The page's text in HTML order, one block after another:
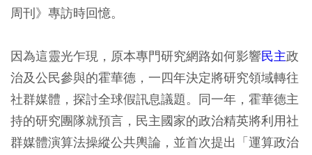
周刊》專訪時回憶。
因為這靈光乍現，原本專門研究網路如何影響民主政
治及公民參與的霍華德，一四年決定將研究領域轉往
社群媒體，探討全球假訊息議題。同一年，霍華德主
持的研究團隊就預言，民主國家的政治精英將利用社
群媒體演算法操縱公共輿論，並首次提出「運算政治